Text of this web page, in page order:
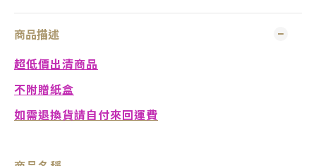
商品描述
超低價出清商品
不附贈紙盒
如需退換貨請自付來回運費